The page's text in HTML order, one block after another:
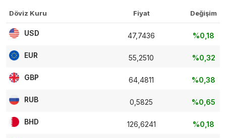
Döviz Kuru Fiyat Değişim
USD 47,7436 %0,18
EUR 55,2510 %0,32
GBP 64,4811 %0,38
RUB 0,5825 %0,65
BHD 126,6241 %0,18